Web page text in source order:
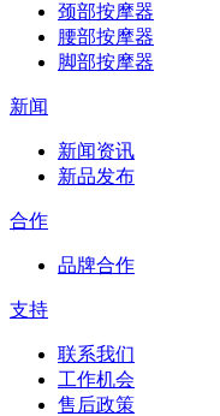
颈部按摩器
腰部按摩器
脚部按摩器
新闻
新闻资讯
新品发布
合作
品牌合作
支持
联系我们
工作机会
售后政策